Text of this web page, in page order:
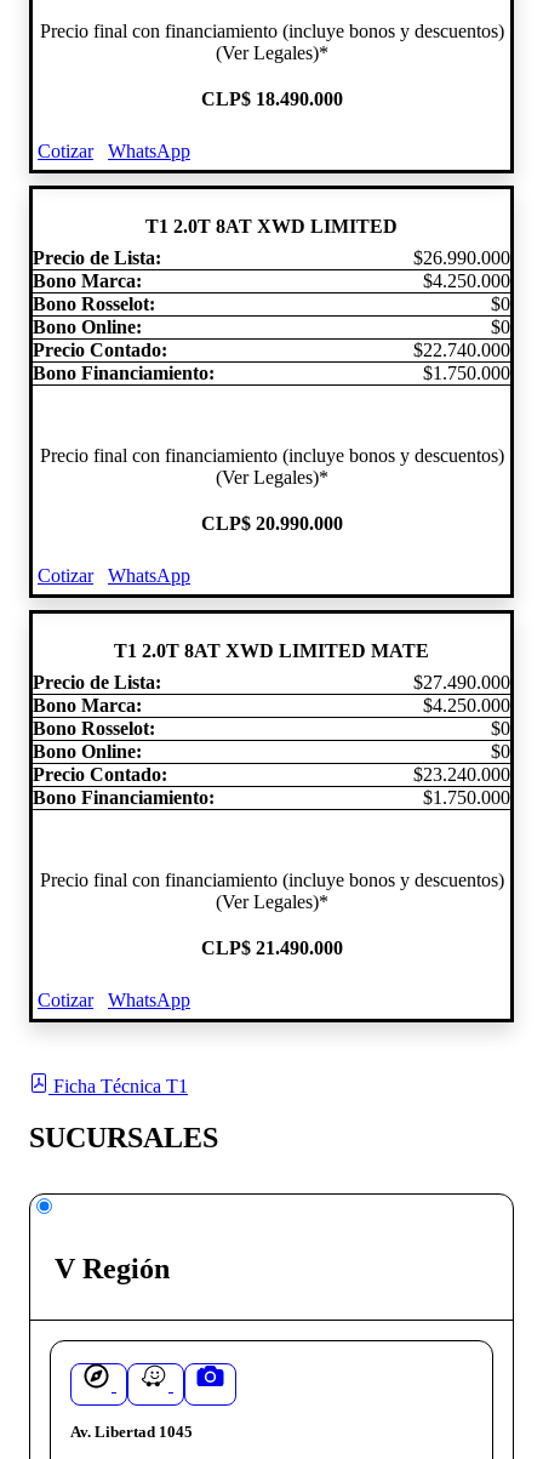
Precio final con financiamiento (incluye bonos y descuentos)
(Ver Legales)*
CLP$ 18.490.000
Cotizar WhatsApp
T1 2.0T 8AT XWD LIMITED
Precio de Lista:
$26.990.000
Bono Marca:
$4.250.000
Bono Rosselot:
$0
Bono Online:
$0
Precio Contado:
$22.740.000
Bono Financiamiento:
$1.750.000
Precio final con financiamiento (incluye bonos y descuentos)
(Ver Legales)*
CLP$ 20.990.000
Cotizar WhatsApp
T1 2.0T 8AT XWD LIMITED MATE
Precio de Lista:
$27.490.000
Bono Marca:
$4.250.000
Bono Rosselot:
$0
Bono Online:
$0
Precio Contado:
$23.240.000
Bono Financiamiento:
$1.750.000
Precio final con financiamiento (incluye bonos y descuentos)
(Ver Legales)*
CLP$ 21.490.000
Cotizar WhatsApp
Ficha Técnica T1
SUCURSALES
V Región
Av. Libertad 1045